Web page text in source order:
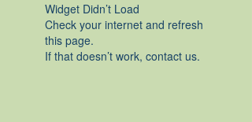
Widget Didn’t Load
Check your internet and refresh
this page.
If that doesn’t work, contact us.